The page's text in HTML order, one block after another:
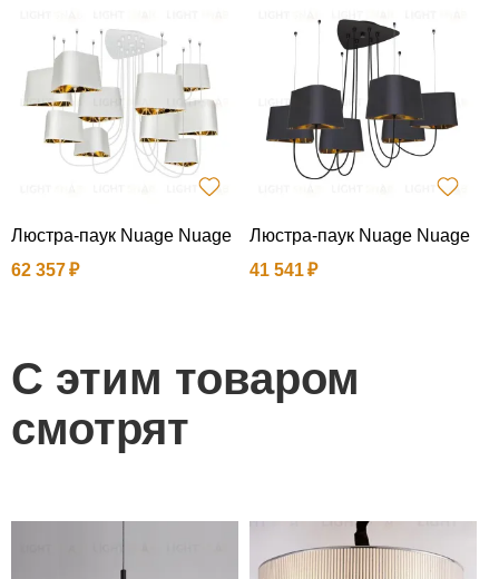
Люстра-паук Nuage Nuage
62 357
Люстра-паук Nuage Nuage
41 541
С этим товаром
смотрят